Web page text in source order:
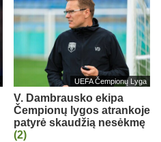
UEFA Čempionų Lyga
V. Dambrausko ekipa
Čempionų lygos atrankoje
patyrė skaudžią nesėkmę
(2)